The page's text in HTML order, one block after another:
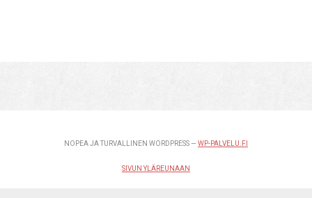
NOPEA JA TURVALLINEN WORDPRESS — WP-PALVELU.FI
SIVUN YLÄREUNAAN